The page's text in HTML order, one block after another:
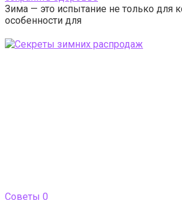
Зима — это испытание не только для
особенности для
Cоветы 0